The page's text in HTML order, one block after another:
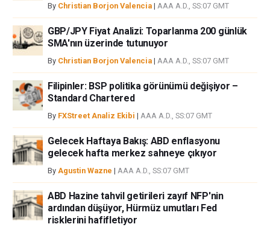
By Christian Borjon Valencia | AAA A.D., SS:07 GMT
GBP/JPY Fiyat Analizi: Toparlanma 200 günlük
SMA'nın üzerinde tutunuyor
By Christian Borjon Valencia | AAA A.D., SS:07 GMT
Filipinler: BSP politika görünümü değişiyor –
Standard Chartered
By FXStreet Analiz Ekibi | AAA A.D., SS:07 GMT
Gelecek Haftaya Bakış: ABD enflasyonu
gelecek hafta merkez sahneye çıkıyor
By Agustin Wazne | AAA A.D., SS:07 GMT
ABD Hazine tahvil getirileri zayıf NFP'nin
ardından düşüyor, Hürmüz umutları Fed
risklerini hafifletiyor